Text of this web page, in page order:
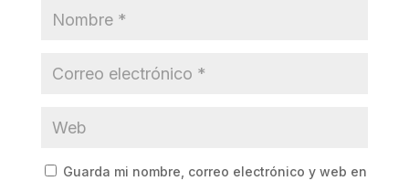
Guarda mi nombre, correo electrónico y web en